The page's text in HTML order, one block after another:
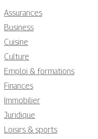
Assurances
Business
Cuisine
Culture
Emploi & formations
Finances
Immobilier
Juridique
Loisirs & sports